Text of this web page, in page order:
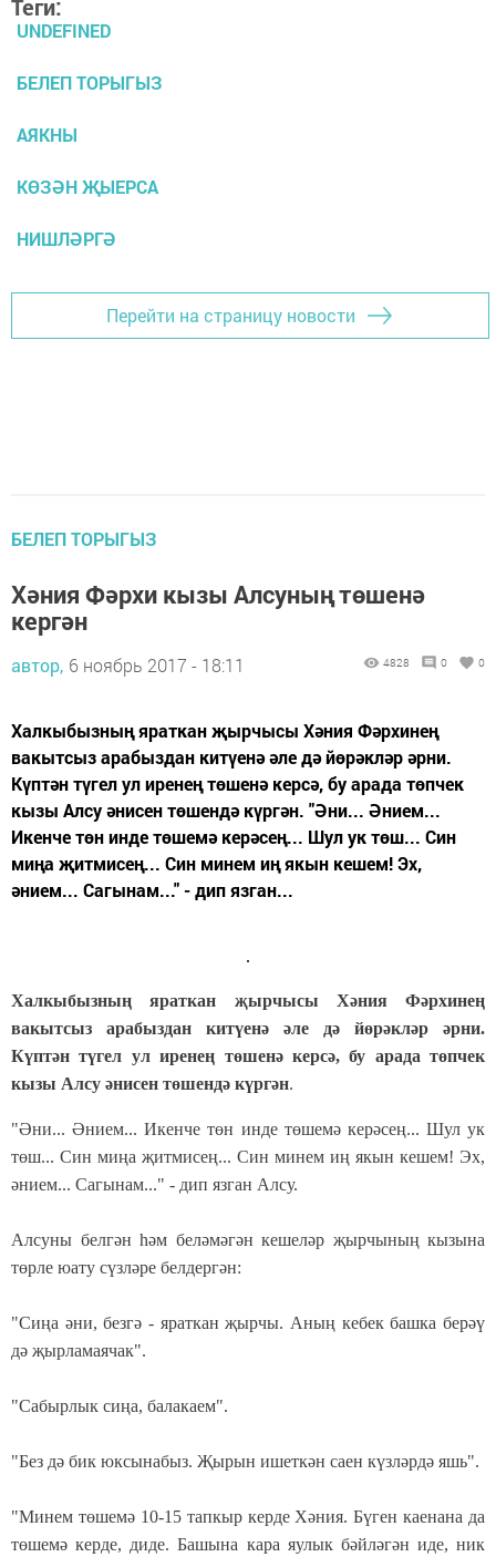
Теги:
UNDEFINED
БЕЛЕП ТОРЫГЫЗ
АЯКНЫ
КӨЗӘН ҖЫЕРСА
НИШЛӘРГӘ
Перейти на страницу новости
БЕЛЕП ТОРЫГЫЗ
Хәния Фәрхи кызы Алсуның төшенә
кергән
автор, 6 ноябрь 2017 - 18:11 4828 0 0
Халкыбызның яраткан җырчысы Хәния Фәрхинең
вакытсыз арабыздан китүенә әле дә йөрәкләр әрни.
Күптән түгел ул иренең төшенә керсә, бу арада төпчек
кызы Алсу әнисен төшендә күргән. "Әни... Әнием...
Икенче төн инде төшемә керәсең... Шул ук төш... Син
миңа җитмисең... Син минем иң якын кешем! Эх,
әнием... Сагынам..." - дип язган...
Халкыбызның яраткан җырчысы Хәния Фәрхинең
вакытсыз арабыздан китүенә әле дә йөрәкләр әрни.
Күптән түгел ул иренең төшенә керсә, бу арада төпчек
кызы Алсу әнисен төшендә күргән.
"Әни... Әнием... Икенче төн инде төшемә керәсең... Шул ук
төш... Син миңа җитмисең... Син минем иң якын кешем! Эх,
әнием... Сагынам..." - дип язган Алсу.
Алсуны белгән һәм беләмәгән кешеләр җырчының кызына
төрле юату сүзләре белдергән:
"Сиңа әни, безгә - яраткан җырчы. Аның кебек башка берәү
дә җырламаячак".
"Сабырлык сиңа, балакаем".
"Без дә бик юксынабыз. Җырын ишеткән саен күзләрдә яшь".
"Минем төшемә 10-15 тапкыр керде Хәния. Бүген каенана да
төшемә керде, диде. Башына кара яулык бәйләгән иде, ник